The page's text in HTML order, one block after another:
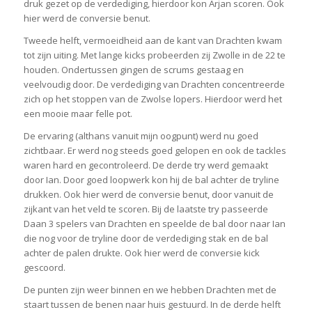
druk gezet op de verdediging, hierdoor kon Arjan scoren. Ook
hier werd de conversie benut.
Tweede helft, vermoeidheid aan de kant van Drachten kwam
tot zijn uiting. Met lange kicks probeerden zij Zwolle in de 22 te
houden. Ondertussen gingen de scrums gestaag en
veelvoudig door. De verdediging van Drachten concentreerde
zich op het stoppen van de Zwolse lopers. Hierdoor werd het
een mooie maar felle pot.
De ervaring (althans vanuit mijn oogpunt) werd nu goed
zichtbaar. Er werd nog steeds goed gelopen en ook de tackles
waren hard en gecontroleerd. De derde try werd gemaakt
door Ian. Door goed loopwerk kon hij de bal achter de tryline
drukken. Ook hier werd de conversie benut, door vanuit de
zijkant van het veld te scoren. Bij de laatste try passeerde
Daan 3 spelers van Drachten en speelde de bal door naar Ian
die nog voor de tryline door de verdediging stak en de bal
achter de palen drukte. Ook hier werd de conversie kick
gescoord.
De punten zijn weer binnen en we hebben Drachten met de
staart tussen de benen naar huis gestuurd. In de derde helft